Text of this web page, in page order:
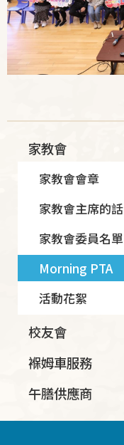
navigation
家教會
家教會會章
家教會主席的話
家教會委員名單
Morning PTA
活動花絮
校友會
褓姆車服務
午膳供應商